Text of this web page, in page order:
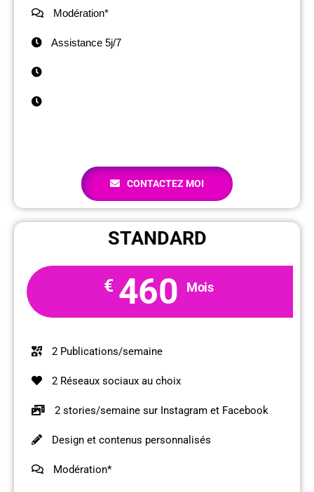
Modération*
Assistance 5j/7
CONTACTEZ MOI
STANDARD
€ 460 Mois
2 Publications/semaine
2 Réseaux sociaux au choix
2 stories/semaine sur Instagram et Facebook
Design et contenus personnalisés
Modération*